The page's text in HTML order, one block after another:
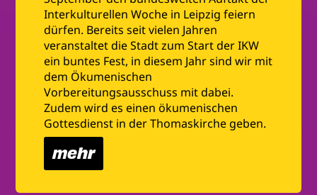
Interkulturellen Woche in Leipzig feiern
dürfen. Bereits seit vielen Jahren
veranstaltet die Stadt zum Start der IKW
ein buntes Fest, in diesem Jahr sind wir mit
dem Ökumenischen
Vorbereitungsausschuss mit dabei.
Zudem wird es einen ökumenischen
Gottesdienst in der Thomaskirche geben.
mehr